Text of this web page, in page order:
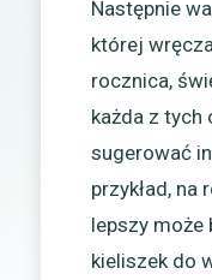
Następnie
której
rocznica,
każda z tych
sugerować
przykład,
lepszy może
kieliszek do